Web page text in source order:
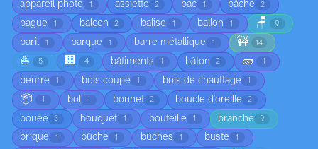
appareil photo 1 assiette 2 bac 1 bâche 2
bague 1 balcon 2 balise 1 ballon 1 🪑 9
baril 1 barque 1 barre métallique 1 🚧 14
⛵ 5 🏢 4 bâtiments 1 bâton 2 🧱 1
beurre 1 bois coupé 1 bois de chauffage 1
📦 1 bol 1 bonnet 2 boucle d'oreille 2
bouée 3 bouquet 1 bouteille 1 branche 9
brique 1 bûche 1 bûches 1 buste 1